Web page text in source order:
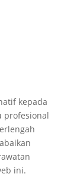
kepada
profesional
ini.